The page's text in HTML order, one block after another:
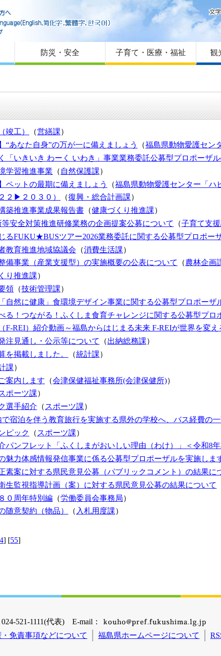
はじめての方へ
Foreign language
サイトマップ
防災・安全 子育て・医療・福祉 観
竣工） （営繕課）
“あなた自身”の万が一に備えましょう （福島県動物愛護セン
「いきいき わーく いわき」事業業務委託公募型プロポーザ
学習推進事業 （ 自然保護課）
ペットの最期に備えましょう （福島県動物愛護センター「ハ
２▶２０３０） （復興・総合計画課）
築推進事業成果報告書 （健康づくり推進課）
安全対策推進研修業務の企画提案公募について （子育て支
るFUKU★BUSツアー2026業務委託に関する公募型プロポー
教育推進地域協議会 （消費生活課）
備事業（産業⽀援型）の実施概要の公表について （農林企画
り推進課）
領 （技術管理課）
自然に健康」食環境デザイン事業に関する公募型プロポーザ
る！つながる！ふくしま食育チャレンジに関する公募型プロ
F-REI）紹介動画～福島からはじまる未来 F-REIが世界を変
注見通し・公示等について （出納総務課）
を掲載しました。 （統計課）
課）
案内します （会津保健福祉事務所(会津保健所)）
ポーツ課）
選手紹介 （ スポーツ課）
で宿泊を伴う教育旅行を実施する県外の学校へ、バス経費の
ピック （ スポーツ課）
パンフレット「ふくしまがおいしい理由（わけ）」＜令和8年
魅力体感情報発信事業に係る公募型プロポーザルを実施しま
素案に対する県民意見公募（パブリックコメント）の結果に
生監視指導計画（案）に対する県民意見公募の結果について
０周年特別編 （労働委員会事務局）
随意契約（物品） （ 入札用度課）
] [55]
521-1111(代表) E-mail：
免責事項などについて 福島県ホームページについて